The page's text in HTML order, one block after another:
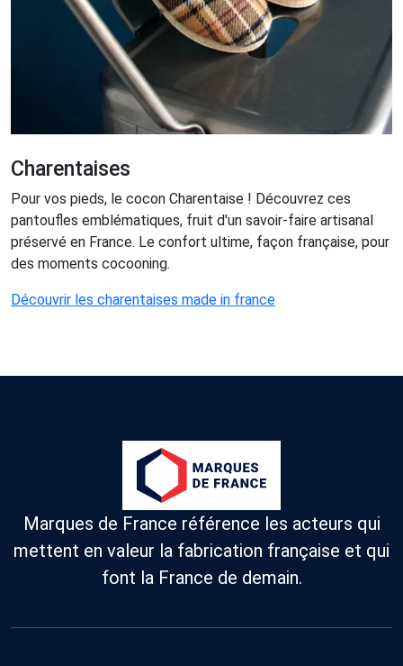
Charentaises
Pour vos pieds, le cocon Charentaise ! Découvrez ces
pantoufles emblématiques, fruit d'un savoir-faire artisanal
préservé en France. Le confort ultime, façon française, pour
des moments cocooning.
Découvrir les charentaises made in france
Marques de France référence les acteurs qui
mettent en valeur la fabrication française et qui
font la France de demain.